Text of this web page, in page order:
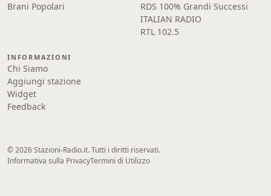
Brani Popolari
RDS 100% Grandi Successi
ITALIAN RADIO
RTL 102.5
INFORMAZIONI
Chi Siamo
Aggiungi stazione
Widget
Feedback
© 2026 Stazioni-Radio.it. Tutti i diritti riservati.
Informativa sulla PrivacyTermini di Utilizzo